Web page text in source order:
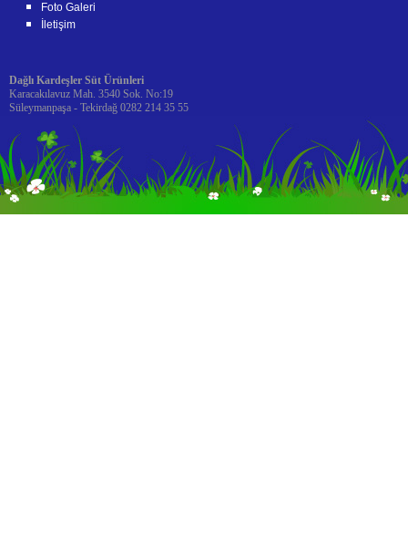
Foto Galeri
İletişim
Dağlı Kardeşler Süt Ürünleri
Karacakılavuz Mah. 3540 Sok. No:19
Süleymanpaşa - Tekirdağ 0282 214 35 55